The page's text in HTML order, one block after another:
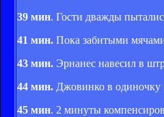
39 мин. Гости дважды
41 мин. Пока забитыми
43 мин. Эрнанес навесил в
44 мин. Джовинко в одиночку
45 мин. 2 минуты